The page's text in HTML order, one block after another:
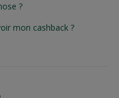
?
mon cashback ?